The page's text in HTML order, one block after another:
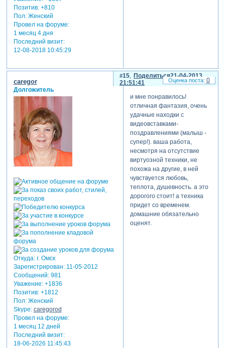
Позитив: +810
Пол:Женский
Провел на форуме:
1 месяц 4 дня
Последний визит:
12-08-2018 10:45:29
Поделиться
15
21-04-2013
21:51:41
caregor
Долгожитель
Откуда:г. Омск
Зарегистрирован: 11-05-2012
Сообщений:981
Уважение: +1836
Позитив: +1812
Пол:Женский
Skype: caregorod
Провел на форуме:
1 месяц 12 дней
Последний визит:
18-06-2026 11:45:43
и мне понравилось!
отличная фантазия, очень
удачные находки с
видеовставками-
поздравлениями (малыш -
супер!). ваша работа,
несмотря на отсутствие
виртуозной техники, не
похожа на другие, в ней
чувствуется любовь,
теплота, душевность. а это
дорогого стоит! а техника
придет со временем.
домашние обязательно
оценят.
0